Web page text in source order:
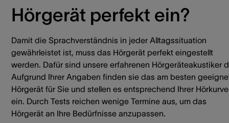
Hörgerät perfekt ein?
Damit die Sprachverständnis in jeder Alltagssituation
gewährleistet ist, muss das Hörgerät perfekt eingestellt
werden. Dafür sind unsere erfahrenen Hörgeräteakustiker
Aufgrund Ihrer Angaben finden sie das am besten
Hörgerät für Sie und stellen es entsprechend Ihrer Hörkurve
ein. Durch Tests reichen wenige Termine aus, um das
Hörgerät an Ihre Bedürfnisse anzupassen.